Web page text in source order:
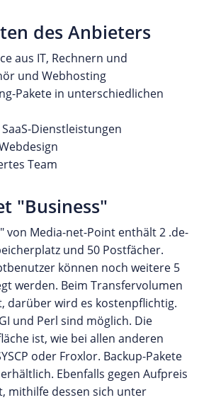
des Anbieters
aus IT, Rechnern und
und Webhosting
Pakete in unterschiedlichen
Dienstleistungen
Team
"Business"
von Media-net-Point enthält 2 .de-
und 50 Postfächer.
können noch weitere 5
werden. Beim Transfervolumen
darüber wird es kostenpflichtig.
und Perl sind möglich. Die
ist, wie bei allen anderen
oder Froxlor. Backup-Pakete
Ebenfalls gegen Aufpreis
mithilfe dessen sich unter